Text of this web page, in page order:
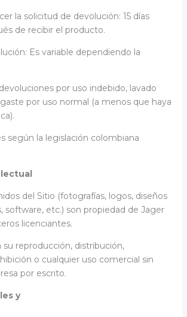
la solicitud de devolución: 15 días
de recibir el producto.
Es variable dependiendo la
por uso indebido, lavado
por uso normal (a menos que haya
según la legislación colombiana
del Sitio (fotografías, logos, diseños
software, etc.) son propiedad de Jager
licenciantes.
su reproducción, distribución,
o cualquier uso comercial sin
por escrito.
y